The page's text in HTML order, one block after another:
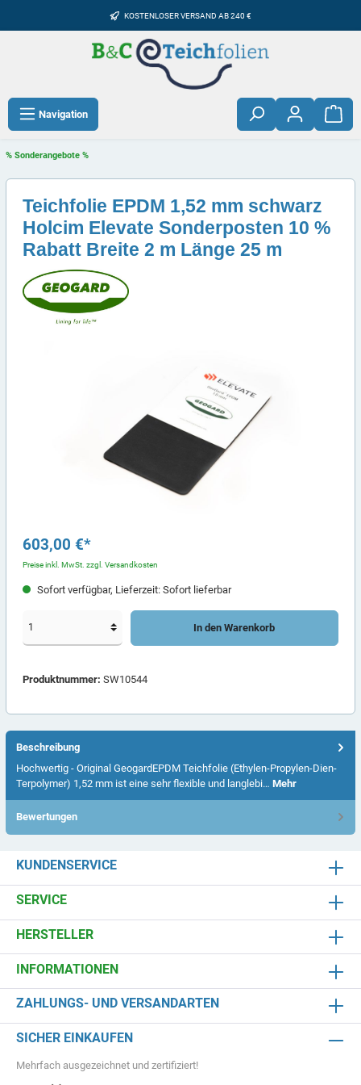
KOSTENLOSER VERSAND AB 240 €
Navigation
% Sonderangebote %
Teichfolie EPDM 1,52 mm schwarz
Holcim Elevate Sonderposten 10 %
Rabatt Breite 2 m Länge 25 m
603,00 €*
Preise inkl. MwSt. zzgl. Versandkosten
Sofort verfügbar, Lieferzeit: Sofort lieferbar
In den Warenkorb
Produktnummer: SW10544
Beschreibung
Hochwertig - Original GeogardEPDM Teichfolie (Ethylen-Propylen-Dien-
Terpolymer) 1,52 mm ist eine sehr flexible und langlebi… Mehr
Bewertungen
KUNDENSERVICE
SERVICE
HERSTELLER
INFORMATIONEN
ZAHLUNGS- UND VERSANDARTEN
SICHER EINKAUFEN
Mehrfach ausgezeichnet und zertifiziert!